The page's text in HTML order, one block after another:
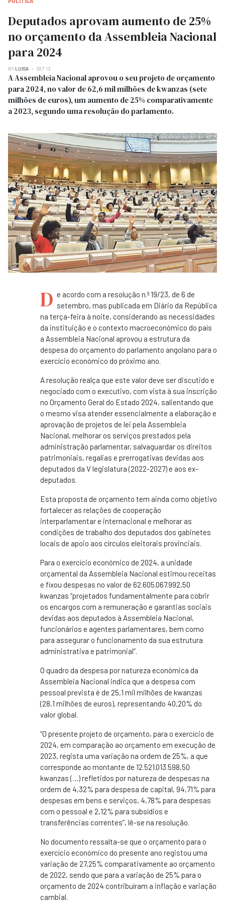
Deputados aprovam aumento de 25%
no orçamento da Assembleia Nacional
para 2024
BY LUISA SET 13
A Assembleia Nacional aprovou o seu projeto de orçamento
para 2024, no valor de 62,6 mil milhões de kwanzas (sete
milhões de euros), um aumento de 25% comparativamente
a 2023, segundo uma resolução do parlamento.
D e acordo com a resolução n.º 19/23, de 6 de
setembro, mas publicada em Diário da República
na terça-feira à noite, considerando as necessidades
da instituição e o contexto macroeconómico do país
a Assembleia Nacional aprovou a estrutura da
despesa do orçamento do parlamento angolano para o
exercício económico do próximo ano.
A resolução realça que este valor deve ser discutido e
negociado com o executivo, com vista à sua inscrição
no Orçamento Geral do Estado 2024, salientando que
o mesmo visa atender essencialmente a elaboração e
aprovação de projetos de lei pela Assembleia
Nacional, melhorar os serviços prestados pela
administração parlamentar, salvaguardar os direitos
patrimoniais, regalias e prerrogativas devidas aos
deputados da V legislatura (2022-2027) e aos ex-
deputados.
Esta proposta de orçamento tem ainda como objetivo
fortalecer as relações de cooperação
interparlamentar e internacional e melhorar as
condições de trabalho dos deputados dos gabinetes
locais de apoio aos círculos eleitorais provinciais.
Para o exercício económico de 2024, a unidade
orçamental da Assembleia Nacional estimou receitas
e fixou despesas no valor de 62.605.067.992,50
kwanzas “projetados fundamentalmente para cobrir
os encargos com a remuneração e garantias sociais
devidas aos deputados à Assembleia Nacional,
funcionários e agentes parlamentares, bem como
para assegurar o funcionamento da sua estrutura
administrativa e patrimonial”.
O quadro da despesa por natureza económica da
Assembleia Nacional indica que a despesa com
pessoal prevista é de 25,1 mil milhões de kwanzas
(28,1 milhões de euros), representando 40,20% do
valor global.
“O presente projeto de orçamento, para o exercício de
2024, em comparação ao orçamento em execução de
2023, regista uma variação na ordem de 25%, a que
corresponde ao montante de 12.521.013.598,50
kwanzas (…) refletidos por natureza de despesas na
ordem de 4,32% para despesa de capital, 94,71% para
despesas em bens e serviços, 4,78% para despesas
com o pessoal e 2,12% para subsídios e
transferências correntes”, lê-se na resolução.
No documento ressalta-se que o orçamento para o
exercício económico do presente ano registou uma
variação de 27,25% comparativamente ao orçamento
de 2022, sendo que para a variação de 25% para o
orçamento de 2024 contribuíram a inflação e variação
cambial.